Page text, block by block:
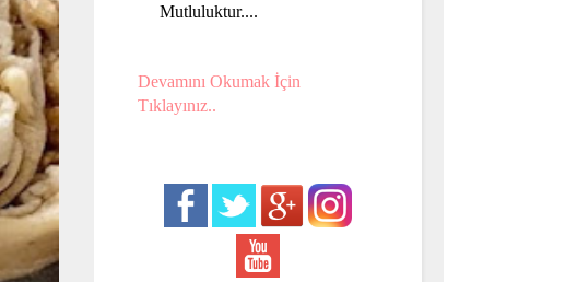
Mutluluktur....
Devamını Okumak İçin
Tıklayınız..